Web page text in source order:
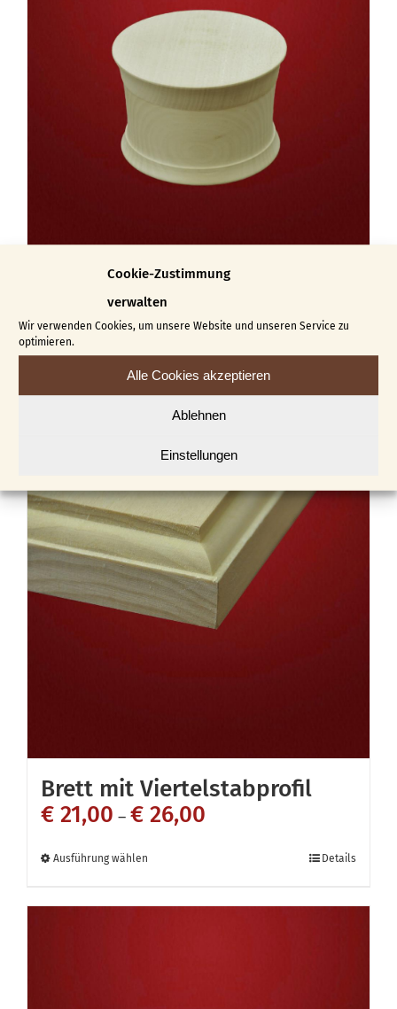
Cookie-Zustimmung
verwalten
Wir verwenden Cookies, um unsere Website und unseren Service zu
optimieren.
Alle Cookies akzeptieren
Ablehnen
Einstellungen
Dose Hannah
€14,50
In den Warenkorb
Brett mit Viertelstabprofil
€ 21,00 – € 26,00
Ausführung wählen Details